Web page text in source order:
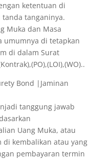
ketentuan di
tanganinya.
Muka dan Masa
umumnya di tetapkan
di dalam Surat
Bond |Jaminan
tanggung jawab
Uang Muka, atau
di kembalikan atau yang
pembayaran termin